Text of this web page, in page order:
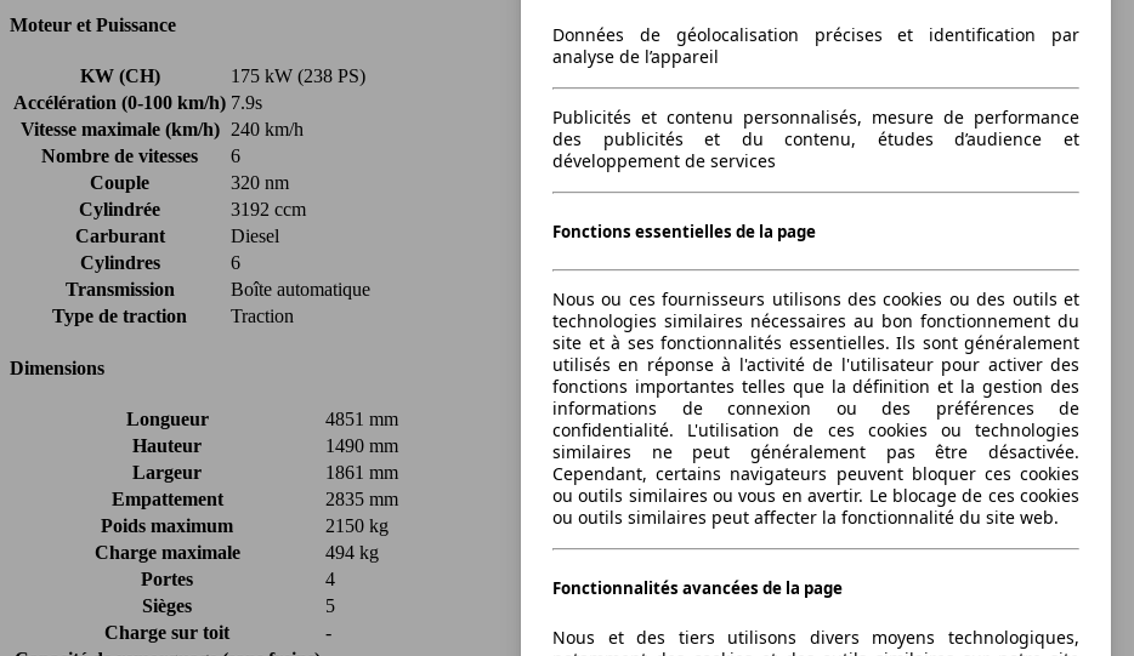
Moteur et Puissance
KW (CH)
175 kW (238 PS)
Accélération (0-100 km/h) 7.9s
Vitesse maximale (km/h)
240 km/h
Nombre de vitesses
6
Couple
320 nm
Cylindrée
3192 ccm
Carburant
Diesel
Cylindres
6
Transmission
Boîte automatique
Type de traction
Traction
Dimensions
Longueur
4851 mm
Hauteur
1490 mm
Largeur
1861 mm
Empattement
2835 mm
Poids maximum
2150 kg
Charge maximale
494 kg
Portes
4
Sièges
5
Charge sur toit
-
Données de géolocalisation précises et identification par
analyse de l’appareil
Publicités et contenu personnalisés, mesure de performance
des publicités et du contenu, études d’audience et
développement de services
Fonctions essentielles de la page
Nous ou ces fournisseurs utilisons des cookies ou des outils et
technologies similaires nécessaires au bon fonctionnement du
site et à ses fonctionnalités essentielles. Ils sont généralement
utilisés en réponse à l'activité de l'utilisateur pour activer des
fonctions importantes telles que la définition et la gestion des
informations de connexion ou des préférences de
confidentialité. L'utilisation de ces cookies ou technologies
similaires ne peut généralement pas être désactivée.
Cependant, certains navigateurs peuvent bloquer ces cookies
ou outils similaires ou vous en avertir. Le blocage de ces cookies
ou outils similaires peut affecter la fonctionnalité du site web.
Fonctionnalités avancées de la page
Nous et des tiers utilisons divers moyens technologiques,